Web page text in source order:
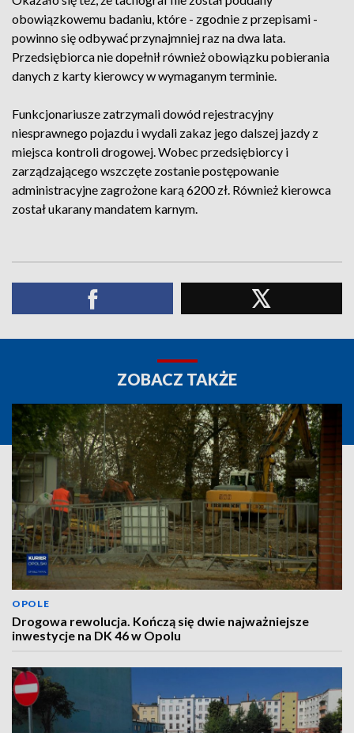
obowiązkowemu badaniu, które - zgodnie z przepisami -
powinno się odbywać przynajmniej raz na dwa lata.
Przedsiębiorca nie dopełnił również obowiązku pobierania
danych z karty kierowcy w wymaganym terminie.
Funkcjonariusze zatrzymali dowód rejestracyjny
niesprawnego pojazdu i wydali zakaz jego dalszej jazdy z
miejsca kontroli drogowej. Wobec przedsiębiorcy i
zarządzającego wszczęte zostanie postępowanie
administracyjne zagrożone karą 6200 zł. Również kierowca
został ukarany mandatem karnym.
ZOBACZ TAKŻE
OPOLE
Drogowa rewolucja. Kończą się dwie najważniejsze
inwestycje na DK 46 w Opolu